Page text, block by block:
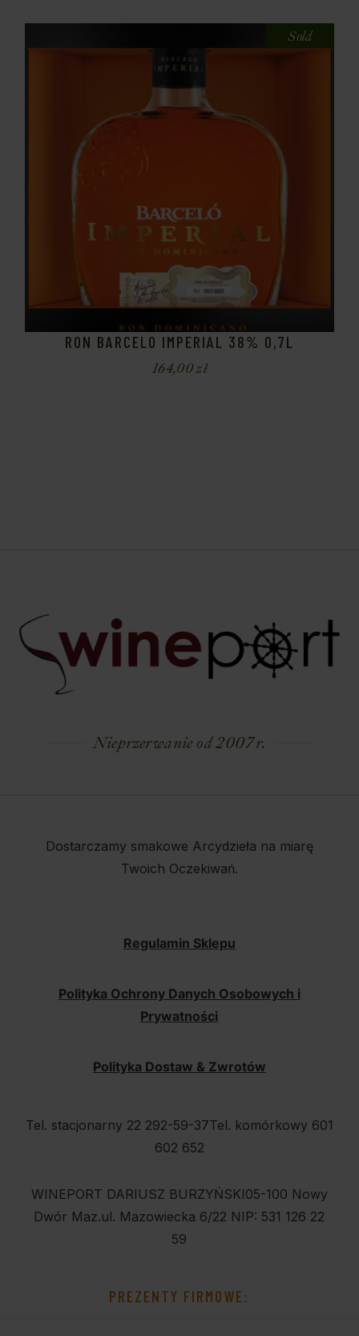
Sold
RON BARCELO IMPERIAL 38% 0,7L
164,00zł
Nieprzerwanie od 2007 r.
Dostarczamy smakowe Arcydzieła na miarę
Twoich Oczekiwań.
Regulamin Sklepu
Polityka Ochrony Danych Osobowych i
Prywatności
Polityka Dostaw & Zwrotów
Tel. stacjonarny 22 292-59-37Tel. komórkowy 601
602 652
WINEPORT DARIUSZ BURZYŃSKI05-100 Nowy
Dwór Maz.ul. Mazowiecka 6/22 NIP: 531 126 22
59
PREZENTY FIRMOWE: